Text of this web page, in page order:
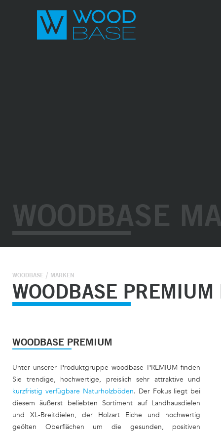
WOODBASE
WOODBASE MARKEN
WOODBASE PREMIUM
WOODBASE PREMIUM
Unter unserer Produktgruppe woodbase PREMIUM finden
Sie trendige, hochwertige, preislich sehr attraktive und
kurzfristig verfügbare Naturholzböden. Der Fokus liegt bei
diesem äußerst beliebten Sortiment auf Landhausdielen
und XL-Breitdielen, der Holzart Eiche und hochwertig
geölten Oberflächen um die gesunden, positiven